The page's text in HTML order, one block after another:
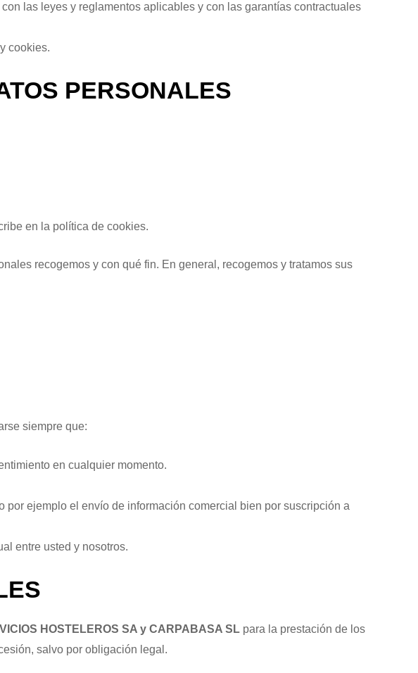
las leyes y reglamentos aplicables y con las garantías contractuales
cookies.
PERSONALES
en la política de cookies.
recogemos y con qué fin. En general, recogemos y tratamos sus
siempre que:
en cualquier momento.
ejemplo el envío de información comercial bien por suscripción a
entre usted y nosotros.
HOSTELEROS SA y CARPABASA SL para la prestación de los
salvo por obligación legal.